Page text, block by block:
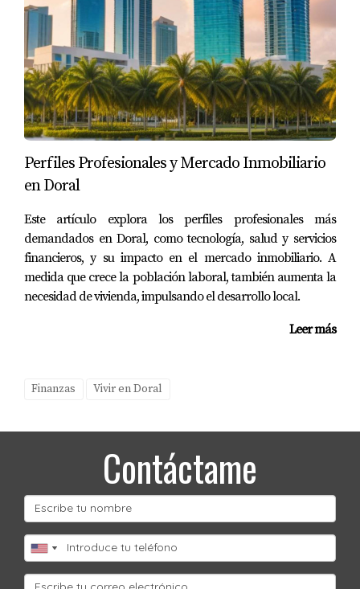
Perfiles Profesionales y Mercado Inmobiliario
en Doral
Este artículo explora los perfiles profesionales más
demandados en Doral, como tecnología, salud y servicios
financieros, y su impacto en el mercado inmobiliario. A
medida que crece la población laboral, también aumenta la
necesidad de vivienda, impulsando el desarrollo local.
Leer más
Finanzas Vivir en Doral
Contáctame